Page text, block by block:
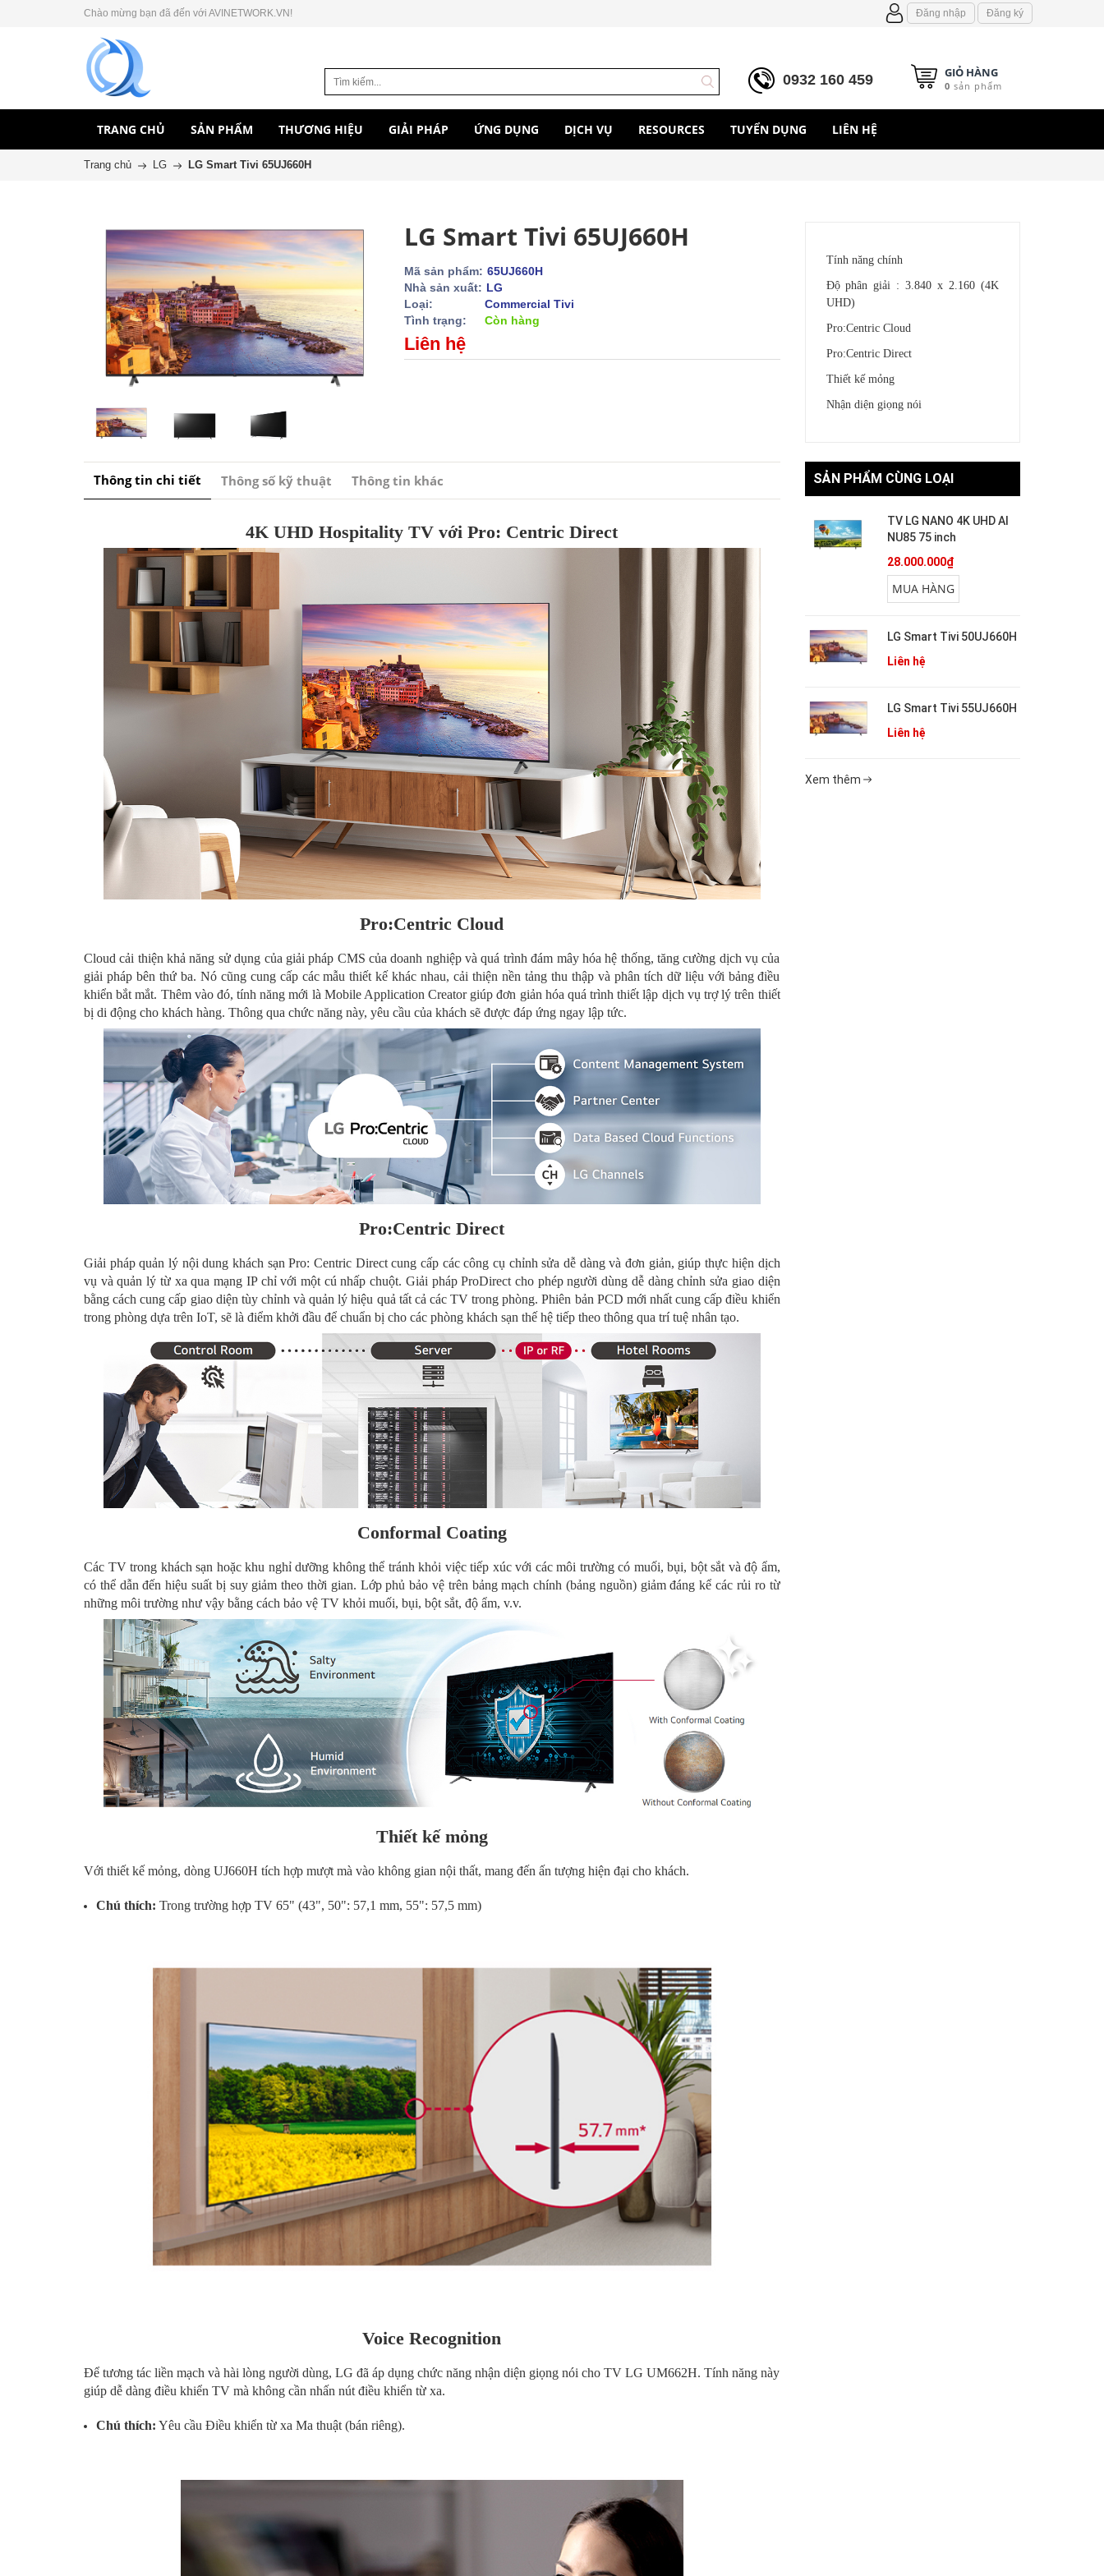
Chào mừng bạn đã đến với AVINETWORK.VN! Đăng nhập Đăng ký
0932 160 459 GIỎ HÀNG
0 sản phẩm
TRANG CHỦ SẢN PHẨM THƯƠNG HIỆU GIẢI PHÁP ỨNG DỤNG DỊCH VỤ RESOURCES TUYỂN DỤNG LIÊN HỆ
Trang chủ LG LG Smart Tivi 65UJ660H
LG Smart Tivi 65UJ660H
Mã sản phẩm: 65UJ660H
Nhà sản xuất: LG
Loại:
Commercial Tivi
Tình trạng:
Còn hàng
Liên hệ
Tính năng chính
Độ phân giải : 3.840 x 2.160 (4K
UHD)
Pro:Centric Cloud
Pro:Centric Direct
Thiết kế mỏng
Nhận diện giọng nói
Thông tin chi tiết Thông số kỹ thuật Thông tin khác
4K UHD Hospitality TV với Pro: Centric Direct
Pro:Centric Cloud
Cloud cải thiện khả năng sử dụng của giải pháp CMS của doanh nghiệp và quá trình đám mây hóa hệ thống, tăng cường dịch vụ của
giải pháp bên thứ ba. Nó cũng cung cấp các mẫu thiết kế khác nhau, cải thiện nền tảng thu thập và phân tích dữ liệu với bảng điều
khiển bắt mắt. Thêm vào đó, tính năng mới là Mobile Application Creator giúp đơn giản hóa quá trình thiết lập dịch vụ trợ lý trên thiết
bị di động cho khách hàng. Thông qua chức năng này, yêu cầu của khách sẽ được đáp ứng ngay lập tức.
Pro:Centric Direct
Giải pháp quản lý nội dung khách sạn Pro: Centric Direct cung cấp các công cụ chỉnh sửa dễ dàng và đơn giản, giúp thực hiện dịch
vụ và quản lý từ xa qua mạng IP chỉ với một cú nhấp chuột. Giải pháp ProDirect cho phép người dùng dễ dàng chỉnh sửa giao diện
bằng cách cung cấp giao diện tùy chỉnh và quản lý hiệu quả tất cả các TV trong phòng. Phiên bản PCD mới nhất cung cấp điều khiển
trong phòng dựa trên IoT, sẽ là điểm khởi đầu để chuẩn bị cho các phòng khách sạn thế hệ tiếp theo thông qua trí tuệ nhân tạo.
Conformal Coating
Các TV trong khách sạn hoặc khu nghỉ dưỡng không thể tránh khỏi việc tiếp xúc với các môi trường có muối, bụi, bột sắt và độ ẩm,
có thể dẫn đến hiệu suất bị suy giảm theo thời gian. Lớp phủ bảo vệ trên bảng mạch chính (bảng nguồn) giảm đáng kể các rủi ro từ
những môi trường như vậy bằng cách bảo vệ TV khỏi muối, bụi, bột sắt, độ ẩm, v.v.
Thiết kế mỏng
Với thiết kế mỏng, dòng UJ660H tích hợp mượt mà vào không gian nội thất, mang đến ấn tượng hiện đại cho khách.
Chú thích: Trong trường hợp TV 65" (43", 50": 57,1 mm, 55": 57,5 mm)
Voice Recognition
Để tương tác liền mạch và hài lòng người dùng, LG đã áp dụng chức năng nhận diện giọng nói cho TV LG UM662H. Tính năng này
giúp dễ dàng điều khiển TV mà không cần nhấn nút điều khiển từ xa.
Chú thích: Yêu cầu Điều khiển từ xa Ma thuật (bán riêng).
SẢN PHẨM CÙNG LOẠI
TV LG NANO 4K UHD AI
NU85 75 inch
28.000.000₫
MUA HÀNG
LG Smart Tivi 50UJ660H
Liên hệ
LG Smart Tivi 55UJ660H
Liên hệ
Xem thêm